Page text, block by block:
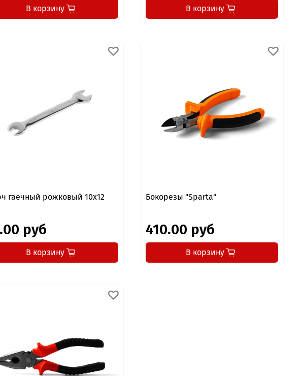
В корзину В корзину
гаечный рожковый 10x12
руб
В корзину
Бокорезы "Sparta"
410.00 руб
В корзину